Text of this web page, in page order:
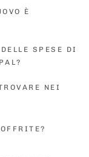
È
SPESE DI
NEI